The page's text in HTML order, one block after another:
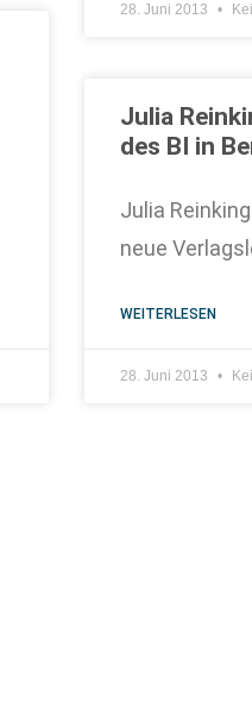
28. Juni 2013
Julia
des BI in
Julia
neue
WEITERLESEN
28. Juni 2013